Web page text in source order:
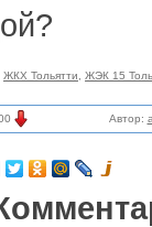
ЖКХ Тольятти ЖЭК 15
Автор: